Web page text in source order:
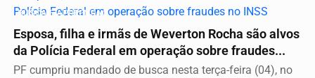
BUSCA E APREENSÃO
Esposa, filha e irmãs de Weverton Rocha são alvos
da Polícia Federal em operação sobre fraudes...
PF cumpriu mandado de busca nesta terça-feira (04), no